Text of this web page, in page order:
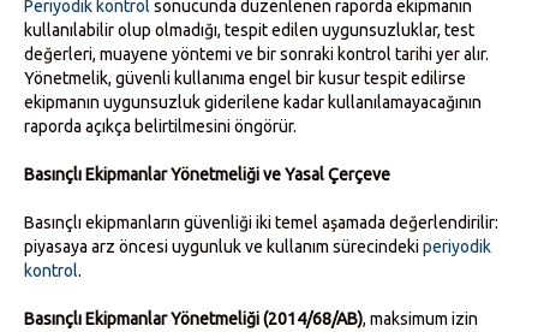
Periyodik kontrol sonucunda düzenlenen raporda ekipmanın
kullanılabilir olup olmadığı, tespit edilen uygunsuzluklar, test
değerleri, muayene yöntemi ve bir sonraki kontrol tarihi yer alır.
Yönetmelik, güvenli kullanıma engel bir kusur tespit edilirse
ekipmanın uygunsuzluk giderilene kadar kullanılamayacağının
raporda açıkça belirtilmesini öngörür.
Basınçlı Ekipmanlar Yönetmeliği ve Yasal Çerçeve
Basınçlı ekipmanların güvenliği iki temel aşamada değerlendirilir:
piyasaya arz öncesi uygunluk ve kullanım sürecindekiperiyodik
kontrol.
Basınçlı Ekipmanlar Yönetmeliği (2014/68/AB), maksimum izin